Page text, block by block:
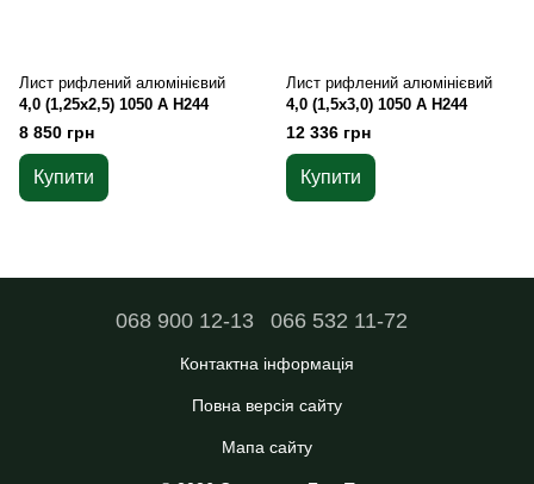
Лист рифлений алюмінієвий
4,0 (1,25х2,5) 1050 А Н244
8 850 грн
Купити
Лист рифлений алюмінієвий
4,0 (1,5х3,0) 1050 А Н244
12 336 грн
Купити
068 900 12-13 066 532 11-72
Контактна інформація
Повна версія сайту
Мапа сайту